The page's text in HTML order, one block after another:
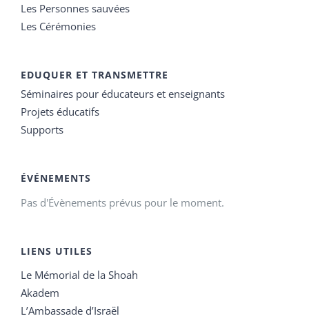
Les Personnes sauvées
Les Cérémonies
EDUQUER ET TRANSMETTRE
Séminaires pour éducateurs et enseignants
Projets éducatifs
Supports
ÉVÉNEMENTS
Pas d'Évènements prévus pour le moment.
LIENS UTILES
Le Mémorial de la Shoah
Akadem
L’Ambassade d’Israël